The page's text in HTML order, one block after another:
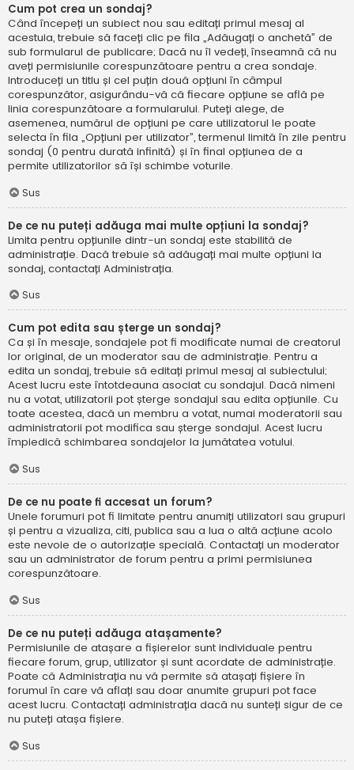
Cum pot crea un sondaj?
Când începeți un subiect nou sau editați primul mesaj al
acestuia, trebuie să faceți clic pe fila „Adăugați o anchetă” de
sub formularul de publicare; Dacă nu îl vedeți, înseamnă că nu
aveți permisiunile corespunzătoare pentru a crea sondaje.
Introduceți un titlu și cel puțin două opțiuni în câmpul
corespunzător, asigurându-vă că fiecare opțiune se află pe
linia corespunzătoare a formularului. Puteți alege, de
asemenea, numărul de opțiuni pe care utilizatorul le poate
selecta în fila „Opțiuni per utilizator”, termenul limită în zile pentru
sondaj (0 pentru durată infinită) și în final opțiunea de a
permite utilizatorilor să își schimbe voturile.
Sus
De ce nu puteți adăuga mai multe opțiuni la sondaj?
Limita pentru opțiunile dintr-un sondaj este stabilită de
administrație. Dacă trebuie să adăugați mai multe opțiuni la
sondaj, contactați Administrația.
Sus
Cum pot edita sau șterge un sondaj?
Ca și în mesaje, sondajele pot fi modificate numai de creatorul
lor original, de un moderator sau de administrație. Pentru a
edita un sondaj, trebuie să editați primul mesaj al subiectului;
Acest lucru este întotdeauna asociat cu sondajul. Dacă nimeni
nu a votat, utilizatorii pot șterge sondajul sau edita opțiunile. Cu
toate acestea, dacă un membru a votat, numai moderatorii sau
administratorii pot modifica sau șterge sondajul. Acest lucru
împiedică schimbarea sondajelor la jumătatea votului.
Sus
De ce nu poate fi accesat un forum?
Unele forumuri pot fi limitate pentru anumiți utilizatori sau grupuri
și pentru a vizualiza, citi, publica sau a lua o altă acțiune acolo
este nevoie de o autorizație specială. Contactați un moderator
sau un administrator de forum pentru a primi permisiunea
corespunzătoare.
Sus
De ce nu puteți adăuga atașamente?
Permisiunile de atașare a fișierelor sunt individuale pentru
fiecare forum, grup, utilizator și sunt acordate de administrație.
Poate că Administrația nu vă permite să atașați fișiere în
forumul în care vă aflați sau doar anumite grupuri pot face
acest lucru. Contactați administrația dacă nu sunteți sigur de ce
nu puteți atașa fișiere.
Sus